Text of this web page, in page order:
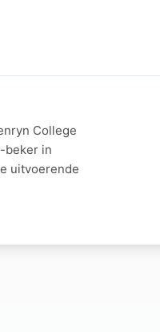
College
beker in
uitvoerende